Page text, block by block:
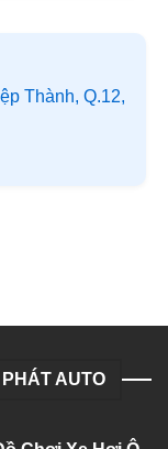
Thành, Q.12,
AUTO